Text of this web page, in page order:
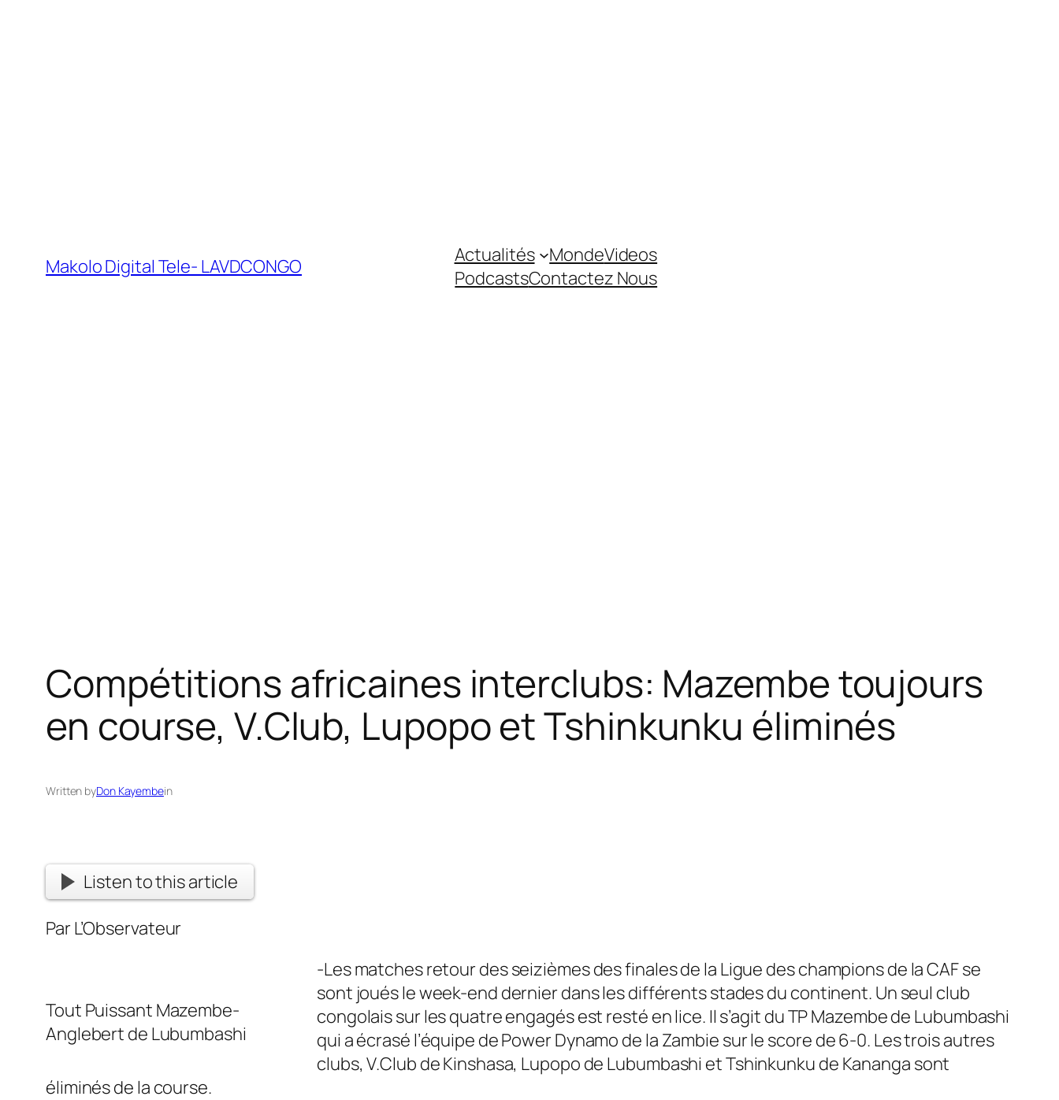
Makolo Digital Tele- LAVDCONGO Actualités MondeVideos
PodcastsContactez Nous
Compétitions africaines interclubs: Mazembe toujours
en course, V.Club, Lupopo et Tshinkunku éliminés
Written byDon Kayembein
Listen to this article
Par L’Observateur
Tout Puissant Mazembe-
Anglebert de Lubumbashi
-Les matches retour des seizièmes des finales de la Ligue des champions de la CAF se
sont joués le week-end dernier dans les différents stades du continent. Un seul club
congolais sur les quatre engagés est resté en lice. Il s’agit du TP Mazembe de Lubumbashi
qui a écrasé l’équipe de Power Dynamo de la Zambie sur le score de 6-0. Les trois autres
clubs, V.Club de Kinshasa, Lupopo de Lubumbashi et Tshinkunku de Kananga sont
éliminés de la course.